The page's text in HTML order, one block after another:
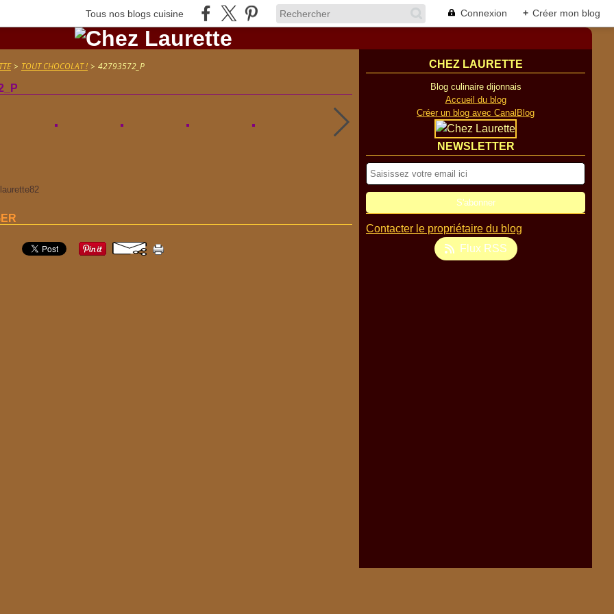
Tous nos blogs cuisine Connexion + Créer mon blog
> TOUT CHOCOLAT ! > 42793572_P
CHEZ LAURETTE
Blog culinaire dijonnais
Accueil du blog
Créer un blog avec CanalBlog
NEWSLETTER
Contacter le propriétaire du blog
Flux RSS